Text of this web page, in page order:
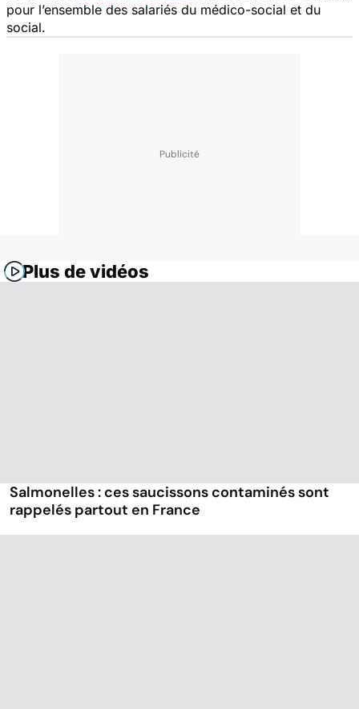
pour l’ensemble des salariés du médico-social et du
social.
Plus de vidéos
Salmonelles : ces saucissons contaminés sont
rappelés partout en France